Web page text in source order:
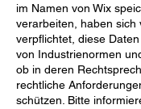
im Namen von Wix
verarbeiten, haben sich
verpflichtet, diese
von Industrienormen
ob in deren
rechtliche
schützen. Bitte